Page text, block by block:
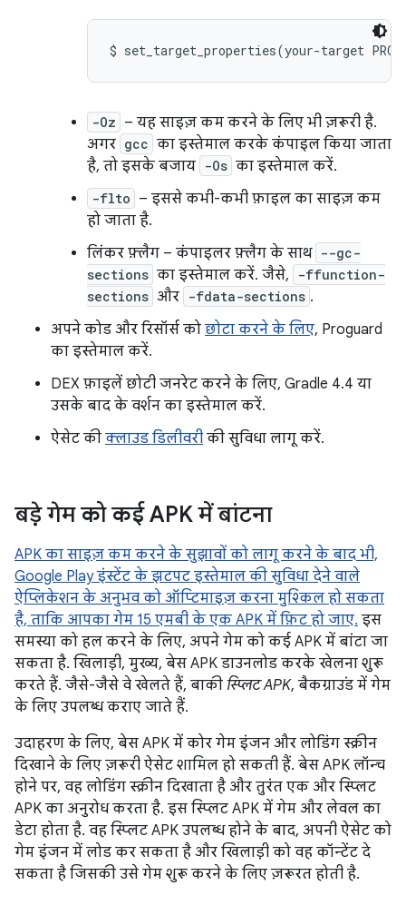
-Oz – यह साइज़ कम करने के लिए भी ज़रूरी है.
अगर gcc का इस्तेमाल करके कंपाइल किया जाता
है, तो इसके बजाय -Os का इस्तेमाल करें.
-flto – इससे कभी-कभी फ़ाइल का साइज़ कम
हो जाता है.
लिंकर फ़्लैग – कंपाइलर फ़्लैग के साथ --gc-
sections का इस्तेमाल करें. जैसे,
-ffunction-
sections और -fdata-sections .
अपने कोड और रिसॉर्स को छोटा करने के लिए, Proguard
का इस्तेमाल करें.
DEX फ़ाइलें छोटी जनरेट करने के लिए, Gradle 4.4 या
उसके बाद के वर्शन का इस्तेमाल करें.
ऐसेट की क्लाउड डिलीवरी की सुविधा लागू करें.
बड़े गेम को कई APK में बांटना
APK का साइज़ कम करने के सुझावों को लागू करने के बाद भी,
Google Play इंस्टेंट के झटपट इस्तेमाल की सुविधा देने वाले
ऐप्लिकेशन के अनुभव को ऑप्टिमाइज़ करना मुश्किल हो सकता
है, ताकि आपका गेम 15 एमबी के एक APK में फ़िट हो जाए. इस
समस्या को हल करने के लिए, अपने गेम को कई APK में बांटा जा
सकता है. खिलाड़ी, मुख्य, बेस APK डाउनलोड करके खेलना शुरू
करते हैं. जैसे-जैसे वे खेलते हैं, बाकी स्प्लिट APK, बैकग्राउंड में गेम
के लिए उपलब्ध कराए जाते हैं.
उदाहरण के लिए, बेस APK में कोर गेम इंजन और लोडिंग स्क्रीन
दिखाने के लिए ज़रूरी ऐसेट शामिल हो सकती हैं. बेस APK लॉन्च
होने पर, वह लोडिंग स्क्रीन दिखाता है और तुरंत एक और स्प्लिट
APK का अनुरोध करता है. इस स्प्लिट APK में गेम और लेवल का
डेटा होता है. वह स्प्लिट APK उपलब्ध होने के बाद, अपनी ऐसेट को
गेम इंजन में लोड कर सकता है और खिलाड़ी को वह कॉन्टेंट दे
सकता है जिसकी उसे गेम शुरू करने के लिए ज़रूरत होती है.